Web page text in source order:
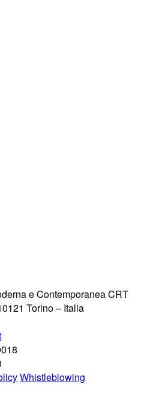
e Contemporanea CRT
Torino – Italia
Whistleblowing